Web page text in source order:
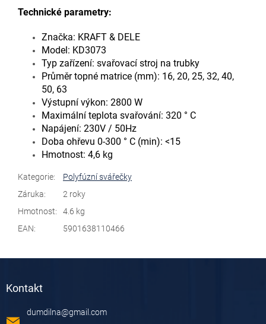
Technické parametry:
Značka: KRAFT & DELE
Model: KD3073
Typ zařízení: svařovací stroj na trubky
Průměr topné matrice (mm): 16, 20, 25, 32, 40,
50, 63
Výstupní výkon: 2800 W
Maximální teplota svařování: 320 ° C
Napájení: 230V / 50Hz
Doba ohřevu 0-300 ° C (min): <15
Hmotnost: 4,6 kg
Kategorie:
Polyfúzní svářečky
Záruka:
2 roky
Hmotnost:
4.6 kg
EAN: 5901638110466
Kontakt
dumdilna@gmail.com